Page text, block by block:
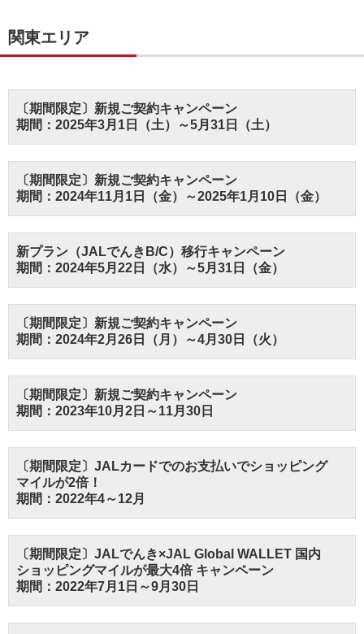
関東エリア
〔期間限定〕新規ご契約キャンペーン
期間：2025年3月1日（土）～5月31日（土）
〔期間限定〕新規ご契約キャンペーン
期間：2024年11月1日（金）～2025年1月10日（金）
新プラン（JALでんきB/C）移行キャンペーン
期間：2024年5月22日（水）～5月31日（金）
〔期間限定〕新規ご契約キャンペーン
期間：2024年2月26日（月）～4月30日（火）
〔期間限定〕新規ご契約キャンペーン
期間：2023年10月2日～11月30日
〔期間限定〕JALカードでのお支払いでショッピング
マイルが2倍！
期間：2022年4～12月
〔期間限定〕JALでんき×JAL Global WALLET 国内
ショッピングマイルが最大4倍 キャンペーン
期間：2022年7月1日～9月30日